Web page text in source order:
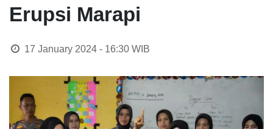
Erupsi Marapi
17 January 2024 - 16:30WIB